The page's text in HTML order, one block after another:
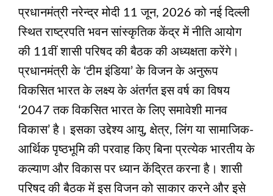
प्रधानमंत्री नरेन्‍द्र मोदी 11 जून, 2026 को नई दिल्ली
स्थित राष्ट्रपति भवन सांस्कृतिक केंद्र में नीति आयोग
की 11वीं शासी परिषद की बैठक की अध्यक्षता करेंगे।
प्रधानमंत्री के ‘टीम इंडिया’ के विजन के अनुरूप
विकसित भारत के लक्ष्य के अंतर्गत इस वर्ष का विषय
‘2047 तक विकसित भारत के लिए समावेशी मानव
विकास’ है। इसका उद्देश्य आयु, क्षेत्र, लिंग या सामाजिक-
आर्थिक पृष्ठभूमि की परवाह किए बिना प्रत्येक भारतीय के
कल्याण और विकास पर ध्यान केंद्रित करना है। शासी
परिषद की बैठक में इस विजन को साकार करने और इसे